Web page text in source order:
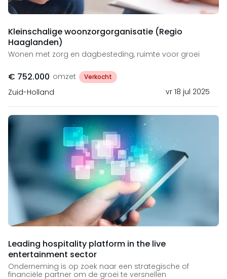
Kleinschalige woonzorgorganisatie (Regio
Haaglanden)
Wonen met zorg en dagbesteding, ruimte voor groei
€ 752.000 omzet Verkocht
Zuid-Holland vr 18 jul 2025
Leading hospitality platform in the live
entertainment sector
Onderneming is op zoek naar een strategische of
financiële partner om de groei te versnellen